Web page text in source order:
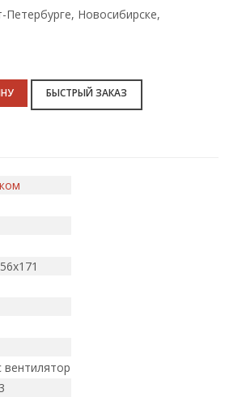
Новосибирске,
БЫСТРЫЙ ЗАКАЗ
вентилятор